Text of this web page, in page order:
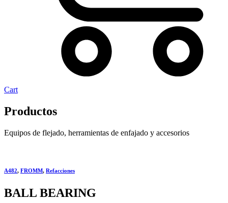
Cart
Productos
Equipos de flejado, herramientas de enfajado y accesorios
A482, FROMM, Refacciones
BALL BEARING